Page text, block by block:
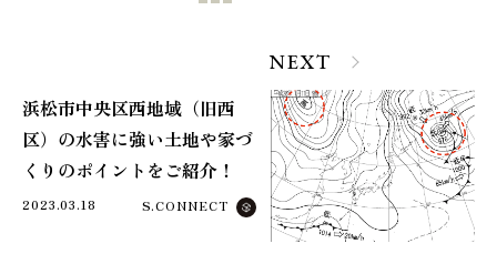
NEXT
浜松市中央区西地域（旧西
区）の水害に強い土地や家づ
くりのポイントをご紹介！
2023.03.18 S.CONNECT